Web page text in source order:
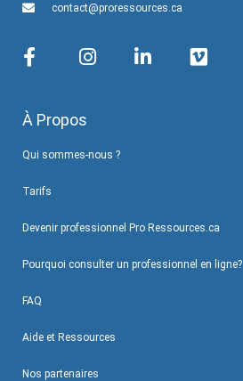
contact@proressources.ca
À Propos
Qui sommes-nous ?
Tarifs
Devenir professionnel Pro Ressources.ca
Pourquoi consulter un professionnel en ligne?
FAQ
Aide et Ressources
Nos partenaires